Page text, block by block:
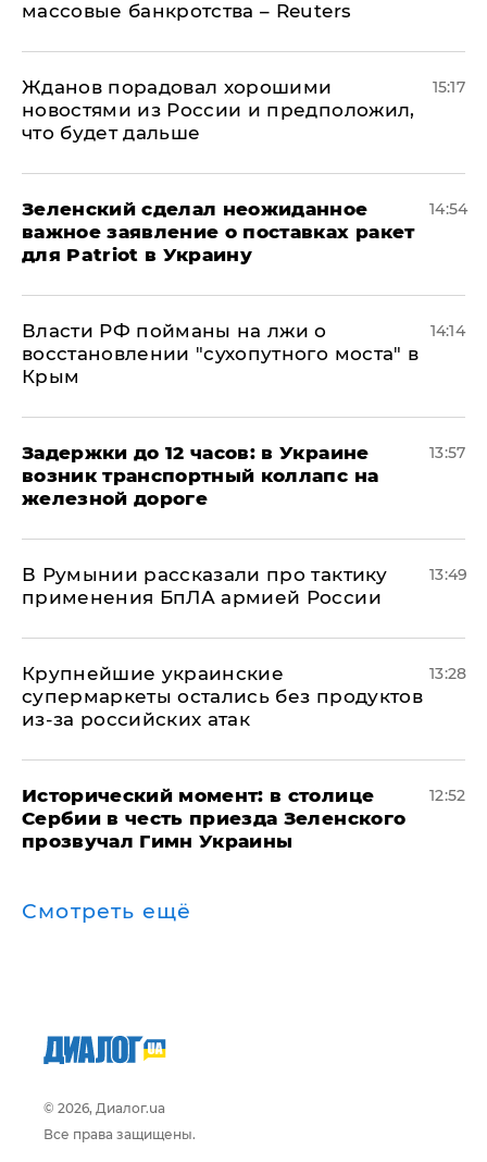
массовые банкротства – Reuters
Жданов порадовал хорошими
новостями из России и предположил,
что будет дальше
15:17
Зеленский сделал неожиданное
важное заявление о поставках ракет
для Patriot в Украину
14:54
Власти РФ пойманы на лжи о
восстановлении "сухопутного моста" в
Крым
14:14
Задержки до 12 часов: в Украине
возник транспортный коллапс на
железной дороге
13:57
В Румынии рассказали про тактику
применения БпЛА армией России
13:49
Крупнейшие украинские
супермаркеты остались без продуктов
из-за российских атак
13:28
Исторический момент: в столице
Сербии в честь приезда Зеленского
прозвучал Гимн Украины
12:52
Смотреть ещё
© 2026, Диалог.ua
Все права защищены.